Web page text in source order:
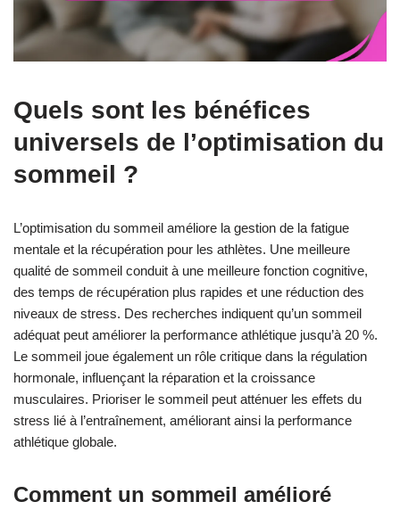
Quels sont les bénéfices
universels de l’optimisation du
sommeil ?
L’optimisation du sommeil améliore la gestion de la fatigue
mentale et la récupération pour les athlètes. Une meilleure
qualité de sommeil conduit à une meilleure fonction cognitive,
des temps de récupération plus rapides et une réduction des
niveaux de stress. Des recherches indiquent qu’un sommeil
adéquat peut améliorer la performance athlétique jusqu’à 20 %.
Le sommeil joue également un rôle critique dans la régulation
hormonale, influençant la réparation et la croissance
musculaires. Prioriser le sommeil peut atténuer les effets du
stress lié à l’entraînement, améliorant ainsi la performance
athlétique globale.
Comment un sommeil amélioré